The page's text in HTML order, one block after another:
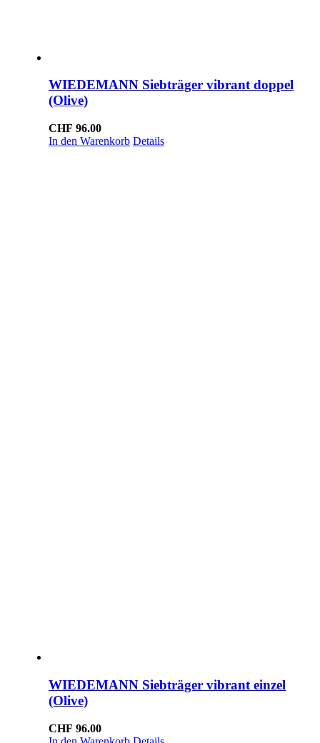
WIEDEMANN Siebträger vibrant doppel
(Olive)
CHF 96.00
In den Warenkorb Details
WIEDEMANN Siebträger vibrant einzel
(Olive)
CHF 96.00